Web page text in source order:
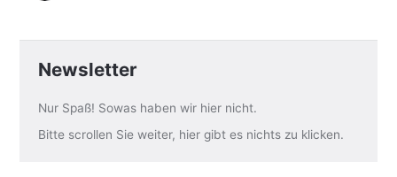
Newsletter
Nur Spaß! Sowas haben wir hier nicht.
Bitte scrollen Sie weiter, hier gibt es nichts zu klicken.